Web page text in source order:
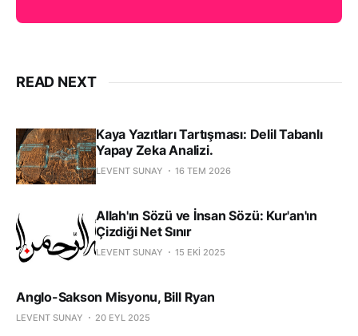
READ NEXT
Kaya Yazıtları Tartışması: Delil Tabanlı
Yapay Zeka Analizi.
LEVENT SUNAY 16 TEM 2026
Allah'ın Sözü ve İnsan Sözü: Kur'an'ın
Çizdiği Net Sınır
LEVENT SUNAY 15 EKI 2025
Anglo-Sakson Misyonu, Bill Ryan
LEVENT SUNAY 20 EYL 2025